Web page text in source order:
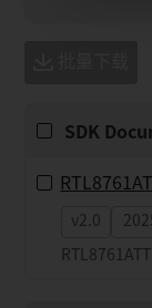
SDK
v2.0